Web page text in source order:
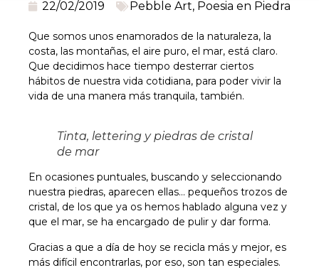
22/02/2019 Pebble Art, Poesia en Piedra
Que somos unos enamorados de la naturaleza, la
costa, las montañas, el aire puro, el mar, está claro.
Que decidimos hace tiempo desterrar ciertos
hábitos de nuestra vida cotidiana, para poder vivir la
vida de una manera más tranquila, también.
Tinta, lettering y piedras de cristal
de mar
En ocasiones puntuales, buscando y seleccionando
nuestra piedras, aparecen ellas… pequeños trozos de
cristal, de los que ya os hemos hablado alguna vez y
que el mar, se ha encargado de pulir y dar forma.
Gracias a que a día de hoy se recicla más y mejor, es
más difícil encontrarlas, por eso, son tan especiales.